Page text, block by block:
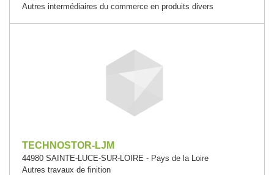
Autres intermédiaires du commerce en produits divers
TECHNOSTOR-LJM
44980 SAINTE-LUCE-SUR-LOIRE - Pays de la Loire
Autres travaux de finition